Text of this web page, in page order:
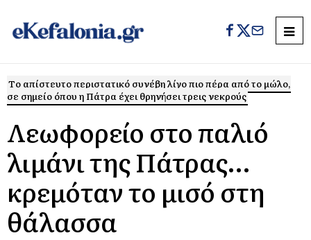
Tο απίστευτο περιστατικό συνέβη λίγο πιο πέρα από το μώλο,
σε σημείο όπου η Πάτρα έχει θρηνήσει τρεις νεκρούς
Λεωφορείο στο παλιό
λιμάνι της Πάτρας…
κρεμόταν το μισό στη
θάλασσα